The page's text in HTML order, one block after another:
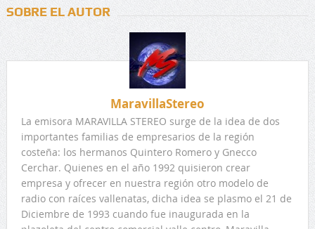
SOBRE EL AUTOR
MaravillaStereo
La emisora MARAVILLA STEREO surge de la idea de dos
importantes familias de empresarios de la región
costeña: los hermanos Quintero Romero y Gnecco
Cerchar. Quienes en el año 1992 quisieron crear
empresa y ofrecer en nuestra región otro modelo de
radio con raíces vallenatas, dicha idea se plasmo el 21 de
Diciembre de 1993 cuando fue inaugurada en la